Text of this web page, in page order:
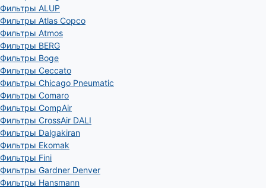
Фильтры ALUP
Фильтры Atlas Copco
Фильтры Atmos
Фильтры BERG
Фильтры Boge
Фильтры Ceccato
Фильтры Chicago Pneumatic
Фильтры Comaro
Фильтры CompAir
Фильтры CrossAir DALI
Фильтры Dalgakiran
Фильтры Ekomak
Фильтры Fini
Фильтры Gardner Denver
Фильтры Hansmann